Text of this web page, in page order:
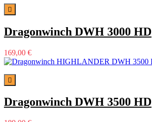

Dragonwinch DWH 3000 HD
169,00 €

Dragonwinch DWH 3500 HD